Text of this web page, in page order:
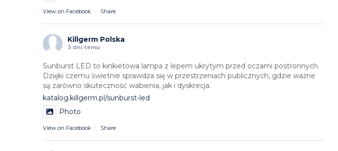
View on Facebook · Share
Killgerm Polska
3 dni temu
Sunburst LED to kinkietowa lampa z lepem ukrytym przed oczami postronnych.
Dzięki czemu świetnie sprawdza się w przestrzeniach publicznych, gdzie ważne
są zarówno skuteczność wabienia, jak i dyskrecja.
katalog.killgerm.pl/sunburst-led
Photo
View on Facebook · Share